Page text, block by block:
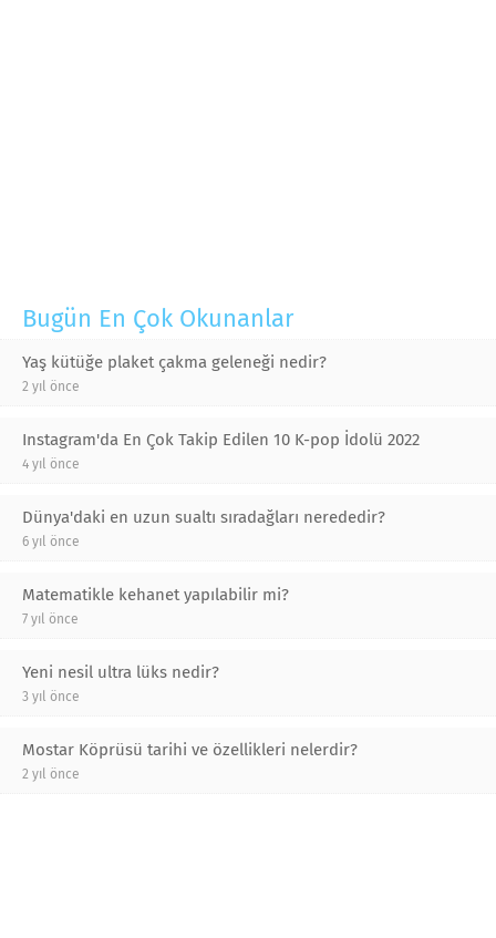
Bugün En Çok Okunanlar
Yaş kütüğe plaket çakma geleneği nedir?
2 yıl önce
Instagram'da En Çok Takip Edilen 10 K-pop İdolü 2022
4 yıl önce
Dünya'daki en uzun sualtı sıradağları nerededir?
6 yıl önce
Matematikle kehanet yapılabilir mi?
7 yıl önce
Yeni nesil ultra lüks nedir?
3 yıl önce
Mostar Köprüsü tarihi ve özellikleri nelerdir?
2 yıl önce